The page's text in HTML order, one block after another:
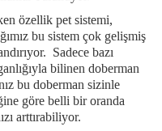
özellik pet sistemi,
bu sistem çok gelişmiş
Sadece bazı
bilinen doberman
bu doberman sizinle
göre belli bir oranda
arttırabiliyor.